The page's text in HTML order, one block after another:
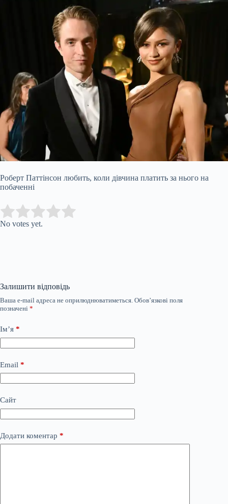
Роберт Паттінсон любить, коли дівчина платить за нього на
побаченні
Rate this item:
No votes yet.
Залишити відповідь
Ваша e-mail адреса не оприлюднюватиметься. Обов’язкові поля
позначені *
Ім’я *
Email *
Сайт
Додати коментар *